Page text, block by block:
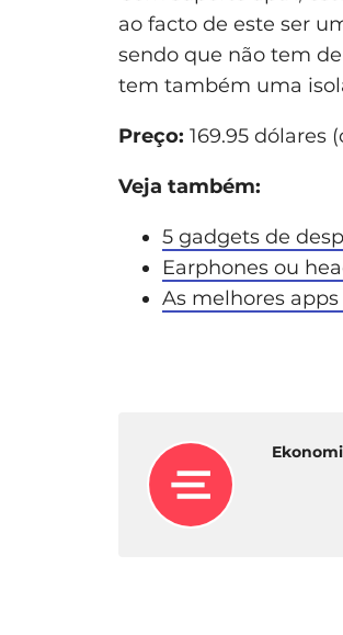
ao facto de este ser
sendo que não tem
tem também uma
Preço: 169.95 dólares
Veja também:
5 gadgets de
Earphones ou
As melhores